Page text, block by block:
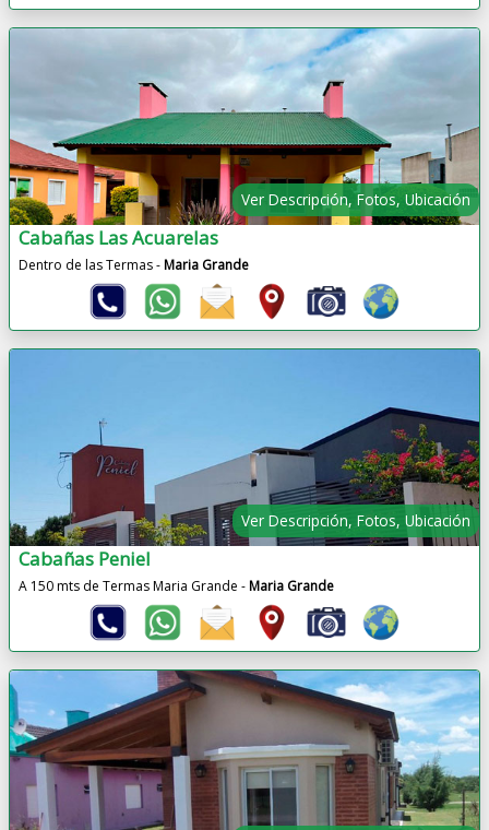
Ver Descripción, Fotos, Ubicación
Cabañas Las Acuarelas
Dentro de las Termas -Maria Grande
Ver Descripción, Fotos, Ubicación
Cabañas Peniel
A 150 mts de Termas Maria Grande -Maria Grande